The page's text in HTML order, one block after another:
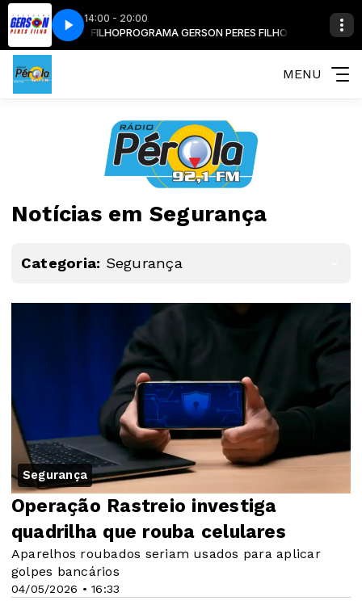
14:00 - 20:00
PERES FILHOPROGRAMA GERSON PERES FILHO com GERSON PERES
BLOCO COMERCIAL
MENU
Notícias em Segurança
Categoria: Segurança
Segurança
04/05/2026 • 16:33
Operação Rastreio investiga
quadrilha que rouba celulares
Aparelhos roubados seriam usados para aplicar
golpes bancários